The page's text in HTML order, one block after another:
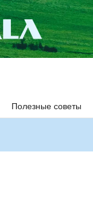
Полезные советы